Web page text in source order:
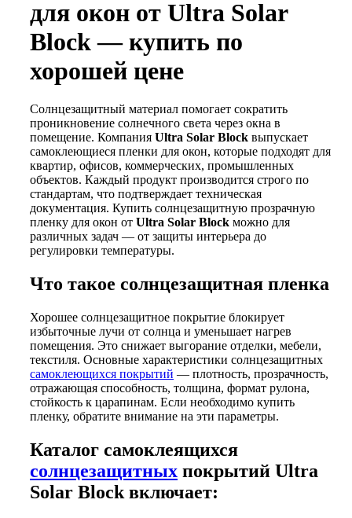
для окон от Ultra Solar
Block— купить по
хорошей цене
Солнцезащитный материал помогает сократить
проникновение солнечного света через окна в
помещение. Компания Ultra Solar Block выпускает
самоклеющиеся пленки для окон, которые подходят для
квартир, офисов, коммерческих, промышленных
объектов. Каждый продукт производится строго по
стандартам, что подтверждает техническая
документация. Купить солнцезащитную прозрачную
пленку для окон от Ultra Solar Block можно для
различных задач — от защиты интерьера до
регулировки температуры.
Что такое солнцезащитная пленка
Хорошее солнцезащитное покрытие блокирует
избыточные лучи от солнца и уменьшает нагрев
помещения. Это снижает выгорание отделки, мебели,
текстиля. Основные характеристики солнцезащитных
самоклеющихся покрытий — плотность, прозрачность,
отражающая способность, толщина, формат рулона,
стойкость к царапинам. Если необходимо купить
пленку, обратите внимание на эти параметры.
Каталог самоклеящихся
солнцезащитных покрытий Ultra
Solar Block включает: